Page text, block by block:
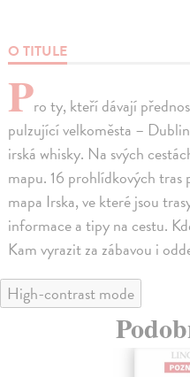
O TITULE
Pro ty, kteří dávají
pulzující velkoměsta –
irská whisky. Na svých
mapu. 16 prohlídkových
mapa Irska, ve které jsou
informace a tipy na cestu.
Kam vyrazit za zábavou i
High-contrast mode